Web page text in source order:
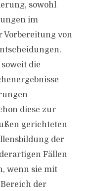
sowohl
im
Vorbereitung von
die
diese zur
gerichteten
der
Fällen
wenn sie mit
der